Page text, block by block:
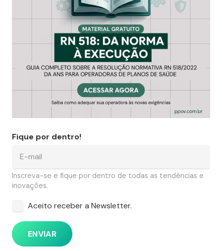
Fique por dentro!
Inscreva-se e fique por dentro de todas as tendências e
inovações.
Aceito receber a Newsletter.
ENVIAR